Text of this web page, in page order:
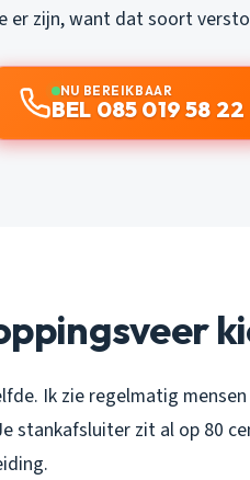
er zijn, want dat soort
NU BEREIKBAAR
BEL 085 019 58 22
Ik zie regelmatig
stankafsluiter zit al op 80